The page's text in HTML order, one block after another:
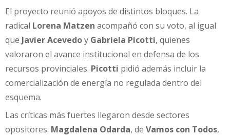
El proyecto reunió apoyos de distintos bloques. La
radical Lorena Matzen acompañó con su voto, al igual
que Javier Acevedoy Gabriela Picotti, quienes
valoraron el avance institucional en defensa de los
recursos provinciales. Picotti pidió además incluir la
comercialización de energía no regulada dentro del
esquema.
Las críticas más fuertes llegaron desde sectores
opositores. Magdalena Odarda, de Vamos con Todos,